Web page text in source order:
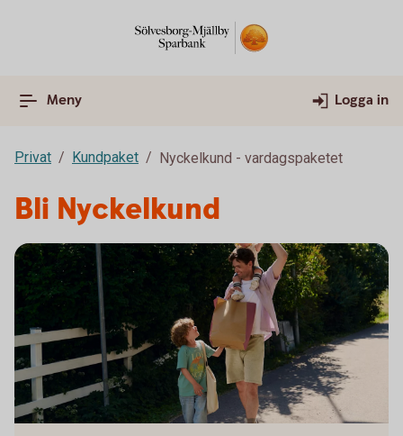
Meny Logga in
Privat Kundpaket Nyckelkund - vardagspaketet
Bli Nyckelkund